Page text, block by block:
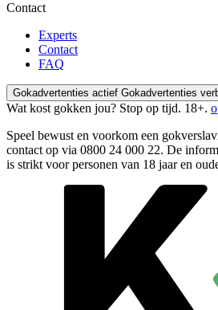
Contact
Experts
Contact
FAQ
Gokadvertenties actief Gokadvertenties
Wat kost gokken jou? Stop op tijd. 18+.
Speel bewust en voorkom een
contact op via 0800 24 000 22. De
is strikt voor personen van 18 jaar en